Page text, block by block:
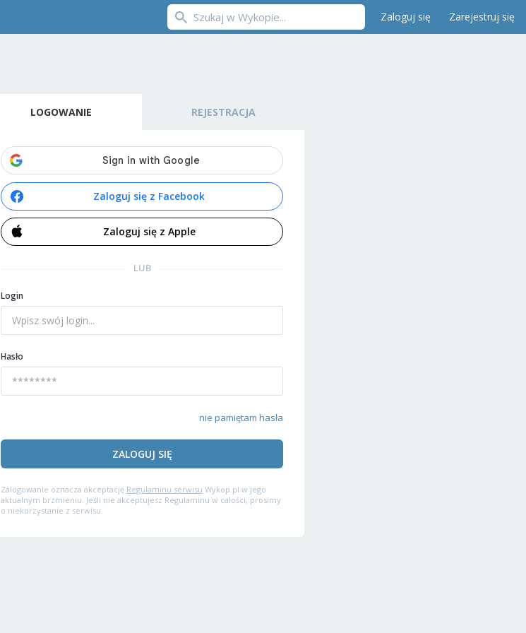
Zaloguj się Zarejestruj się
LOGOWANIE REJESTRACJA
Zaloguj się z Facebook
Zaloguj się z Apple
LUB
Login
Hasło
nie pamiętam hasła
ZALOGUJ SIĘ
Zalogowanie oznacza akceptację Regulaminu serwisu Wykop.pl w jego
aktualnym brzmieniu. Jeśli nie akceptujesz Regulaminu w całości, prosimy
o niekorzystanie z serwisu.